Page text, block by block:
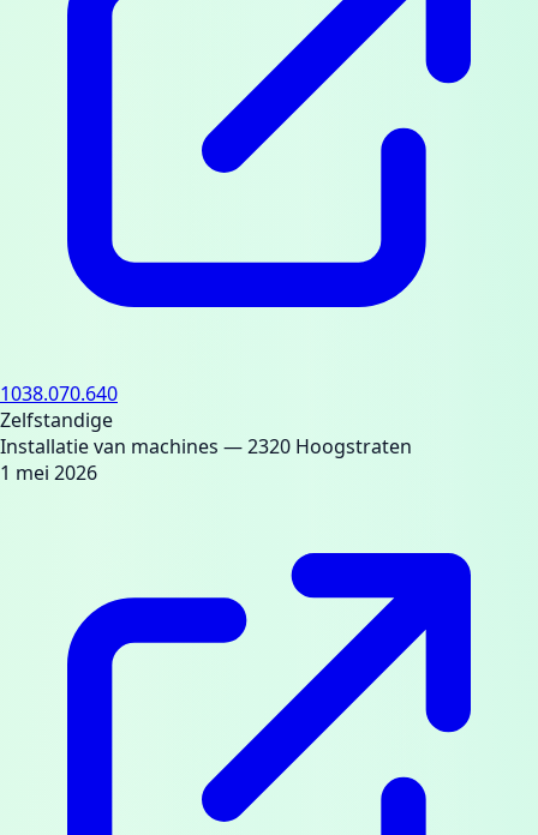
1038.070.640
Zelfstandige
Installatie van machines — 2320 Hoogstraten
1 mei 2026